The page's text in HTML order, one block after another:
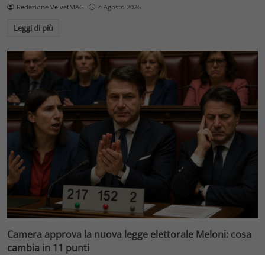
Redazione VelvetMAG 4 Agosto 2026
Leggi di più
Camera approva la nuova legge elettorale Meloni: cosa
cambia in 11 punti